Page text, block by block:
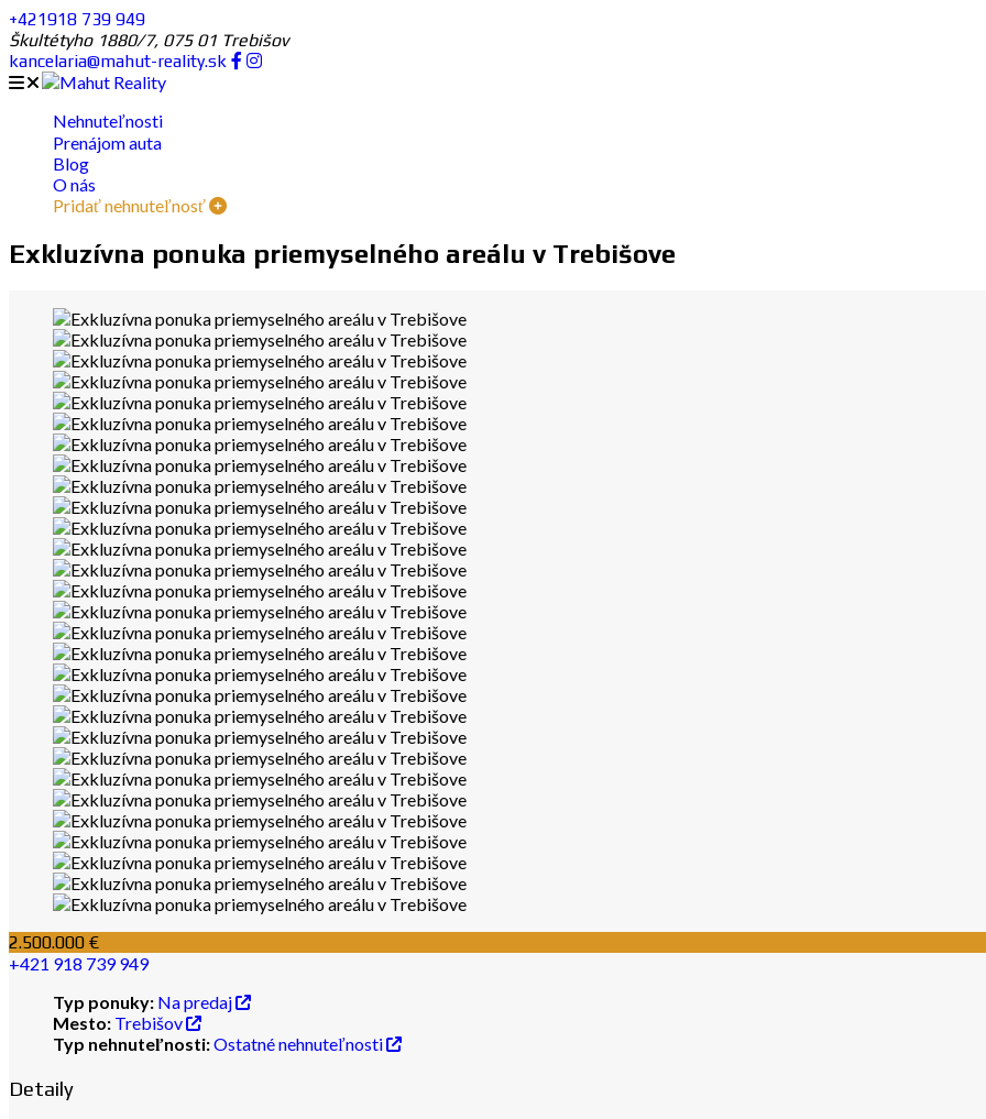
+421918 739 949
Škultétyho 1880/7, 075 01 Trebišov
kancelaria@mahut-reality.sk
Nehnuteľnosti
Prenájom auta
Blog
O nás
Pridať nehnuteľnosť
Exkluzívna ponuka priemyselného areálu v Trebišove
2.500.000 €
+421 918 739 949
Typ ponuky: Na predaj
Mesto: Trebišov
Typ nehnuteľnosti:Ostatné nehnuteľnosti
Detaily